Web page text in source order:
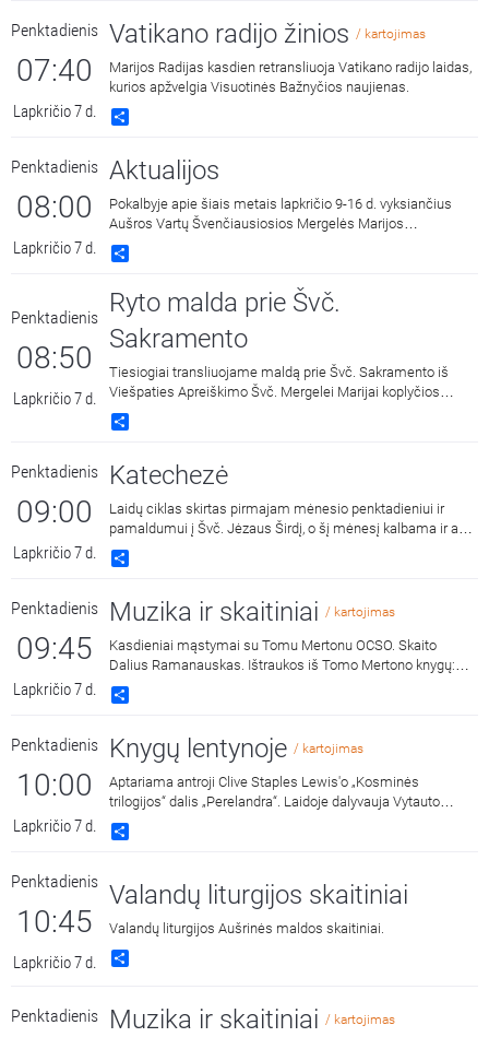
Penktadienis
07:40
Lapkričio 7 d.
Vatikano radijo žinios / kartojimas
Marijos Radijas kasdien retransliuoja Vatikano radijo laidas,
kurios apžvelgia Visuotinės Bažnyčios naujienas.
Penktadienis
08:00
Lapkričio 7 d.
Aktualijos
Pokalbyje apie šiais metais lapkričio 9-16 d. vyksiančius
Aušros Vartų Švenčiausiosios Mergelės Marijos
Gailestingumo Motinos atlaidus dalyvauja: Aušros Vartų
koplyčios rektorius mons. Kęstutis Latoža, parapijiečiai
kun. Mykolas Sotničenka.
Penktadienis
08:50
Lapkričio 7 d.
Ryto malda prie Švč.
Sakramento
Tiesiogiai transliuojame maldą prie Švč. Sakramento iš
Viešpaties Apreiškimo Švč. Mergelei Marijai koplyčios
Marijos radijuje Kaune.
Penktadienis
09:00
Lapkričio 7 d.
Katechezė
Laidų ciklas skirtas pirmajam mėnesio penktadieniui ir
pamaldumui į Švč. Jėzaus Širdį, o šį mėnesį kalbama ir apie
maldą už mirusius. Laidą veda kun. Mindaugas
Malinauskas SJ.
Penktadienis
09:45
Lapkričio 7 d.
Muzika ir skaitiniai / kartojimas
Kasdieniai mąstymai su Tomu Mertonu OCSO. Skaito
Dalius Ramanauskas. Ištraukos iš Tomo Mertono knygų:
„Septynaukštis kalnas“, išleido „Katalikų pasaulio leidiniai“,
2011 m. ir „Jonos ženklas“, išleido „Katalikų pasaulio
Penktadienis
10:00
Lapkričio 7 d.
Knygų lentynoje / kartojimas
Aptariama antroji Clive Staples Lewis'o „Kosminės
trilogijos“ dalis „Perelandra“. Laidoje dalyvauja Vytauto
Didžiojo universiteto Katalikų teologijos
fakulteto dėstytojas, prof. Artūras Lukaševičius ir Vytauto
dr. Benas Ulevičius.
Penktadienis
10:45
Lapkričio 7 d.
Valandų liturgijos skaitiniai
Valandų liturgijos Aušrinės maldos skaitiniai.
Penktadienis Muzika ir skaitiniai / kartojimas